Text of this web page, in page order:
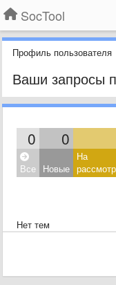
SocTool
Профиль пользователя
Ваши запросы
0 0
Все Новые
На
Нет тем